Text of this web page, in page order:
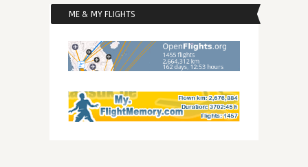
ME & MY FLIGHTS